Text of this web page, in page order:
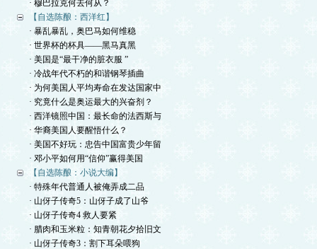
· 穆巴拉克何去何从？
【自选陈酿：西洋红】
· 暴乱暴乱，奥巴马如何维稳
· 世界杯的杯具——黑马真黑
· 美国是“最干净的脏衣服 ”
· 冷战年代不朽的和谐钢琴插曲
· 为何美国人平均寿命在发达国家中
· 究竟什么是奥运最大的兴奋剂？
· 西洋镜照中国：最长命的法西斯与
· 华裔美国人要醒悟什么？
· 美国不好玩：忠告中国富贵少年留
· 邓小平如何用“信仰”赢得美国
【自选陈酿：小说大编】
· 特殊年代普通人被俺弄成二品
· 山伢子传奇5：山伢子成了山爷
· 山伢子传奇4 救人要紧
· 腊肉和玉米粒：知青朝花夕拾旧文
· 山伢子传奇3：割下耳朵喂狗